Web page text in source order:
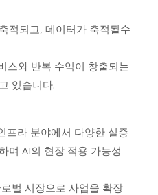
적되고, 데이터가 축적될수
스와 반복 수익이 창출되는
있습니다.
프라 분야에서 다양한 실증
며 AI의 현장 적용 가능성
벌 시장으로 사업을 확장